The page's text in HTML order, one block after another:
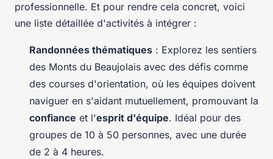
professionnelle. Et pour rendre cela concret, voici
une liste détaillée d'activités à intégrer :
Randonnées thématiques : Explorez les sentiers
des Monts du Beaujolais avec des défis comme
des courses d'orientation, où les équipes doivent
naviguer en s'aidant mutuellement, promouvant la
confiance et l'esprit d'équipe. Idéal pour des
groupes de 10 à 50 personnes, avec une durée
de 2 à 4 heures.